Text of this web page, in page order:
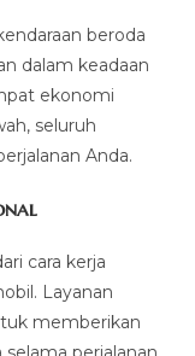
beroda
dalam keadaan
ekonomi
seluruh
Anda.
cara kerja
Layanan
memberikan